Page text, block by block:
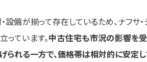
設備が揃って存在しているため、ナフサ
ています。中古住宅も市況の影響を
られる一方で、価格帯は相対的に安定し